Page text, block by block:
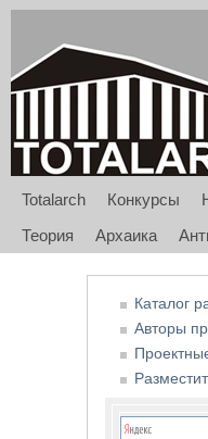
Totalarch Конкурсы
Теория
Архаика
Каталог
Авторы